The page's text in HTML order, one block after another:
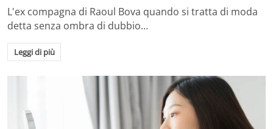
L'ex compagna di Raoul Bova quando si tratta di moda
detta senza ombra di dubbio…
Leggi di più